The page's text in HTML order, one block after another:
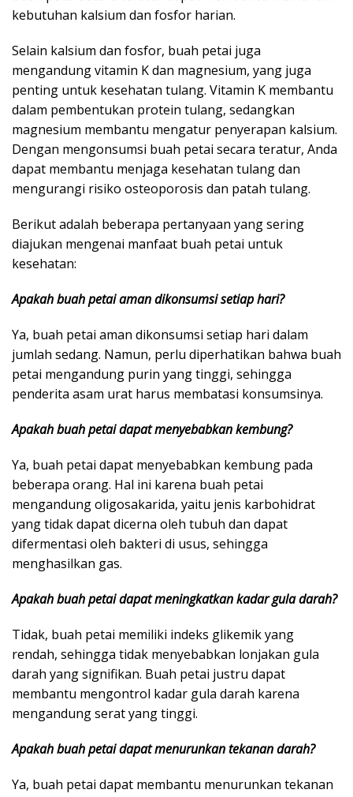
kebutuhan kalsium dan fosfor harian.
Selain kalsium dan fosfor, buah petai juga
mengandung vitamin K dan magnesium, yang juga
penting untuk kesehatan tulang. Vitamin K membantu
dalam pembentukan protein tulang, sedangkan
magnesium membantu mengatur penyerapan kalsium.
Dengan mengonsumsi buah petai secara teratur, Anda
dapat membantu menjaga kesehatan tulang dan
mengurangi risiko osteoporosis dan patah tulang.
Berikut adalah beberapa pertanyaan yang sering
diajukan mengenai manfaat buah petai untuk
kesehatan:
Apakah buah petai aman dikonsumsi setiap hari?
Ya, buah petai aman dikonsumsi setiap hari dalam
jumlah sedang. Namun, perlu diperhatikan bahwa buah
petai mengandung purin yang tinggi, sehingga
penderita asam urat harus membatasi konsumsinya.
Apakah buah petai dapat menyebabkan kembung?
Ya, buah petai dapat menyebabkan kembung pada
beberapa orang. Hal ini karena buah petai
mengandung oligosakarida, yaitu jenis karbohidrat
yang tidak dapat dicerna oleh tubuh dan dapat
difermentasi oleh bakteri di usus, sehingga
menghasilkan gas.
Apakah buah petai dapat meningkatkan kadar gula darah?
Tidak, buah petai memiliki indeks glikemik yang
rendah, sehingga tidak menyebabkan lonjakan gula
darah yang signifikan. Buah petai justru dapat
membantu mengontrol kadar gula darah karena
mengandung serat yang tinggi.
Apakah buah petai dapat menurunkan tekanan darah?
Ya, buah petai dapat membantu menurunkan tekanan